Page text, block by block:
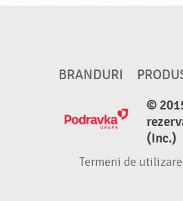
BRANDURI
©
(Inc.)
Termeni de utilizare